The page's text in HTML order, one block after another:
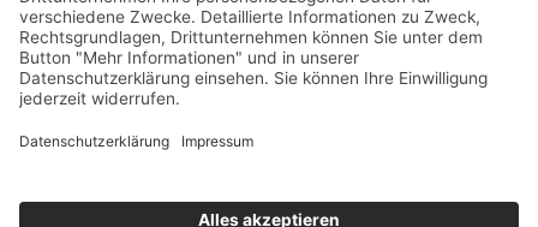
Telefon+49 731 176 11 39
Telefax +49 731 176 11 44
WhatsApp schicken